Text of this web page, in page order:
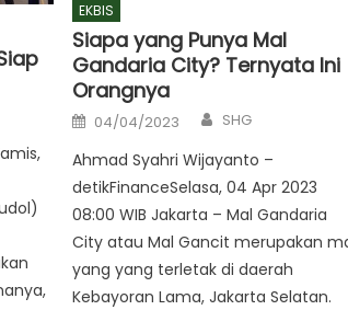
EKBIS
Siapa yang Punya Mal
Gandaria City? Ternyata Ini
Orangnya
Posted
on
04/04/2023 Author
SHG
Ahmad Syahri Wijayanto –
detikFinanceSelasa, 04 Apr 2023
08:00 WIB Jakarta – Mal Gandaria
City atau Mal Gancit merupakan
yang yang terletak di daerah
Kebayoran Lama, Jakarta Selatan.